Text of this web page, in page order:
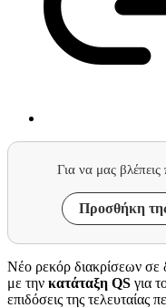
Για να μας
Προσθήκη
Νέο ρεκόρ διακρίσεων
με την κατάταξη QS για
επιδόσεις της τελευταίας